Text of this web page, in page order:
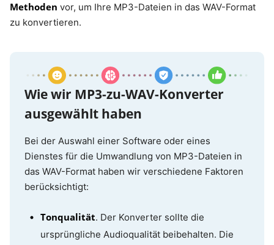
Methoden vor, um Ihre MP3-Dateien in das WAV-Format
zu konvertieren.
Wie wir MP3-zu-WAV-Konverter
ausgewählt haben
Bei der Auswahl einer Software oder eines
Dienstes für die Umwandlung von MP3-Dateien in
das WAV-Format haben wir verschiedene Faktoren
berücksichtigt:
Tonqualität. Der Konverter sollte die
ursprüngliche Audioqualität beibehalten. Die